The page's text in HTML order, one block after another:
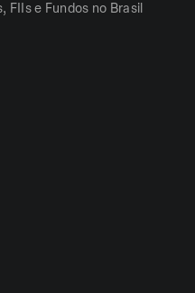
FIIs e Fundos no Brasil